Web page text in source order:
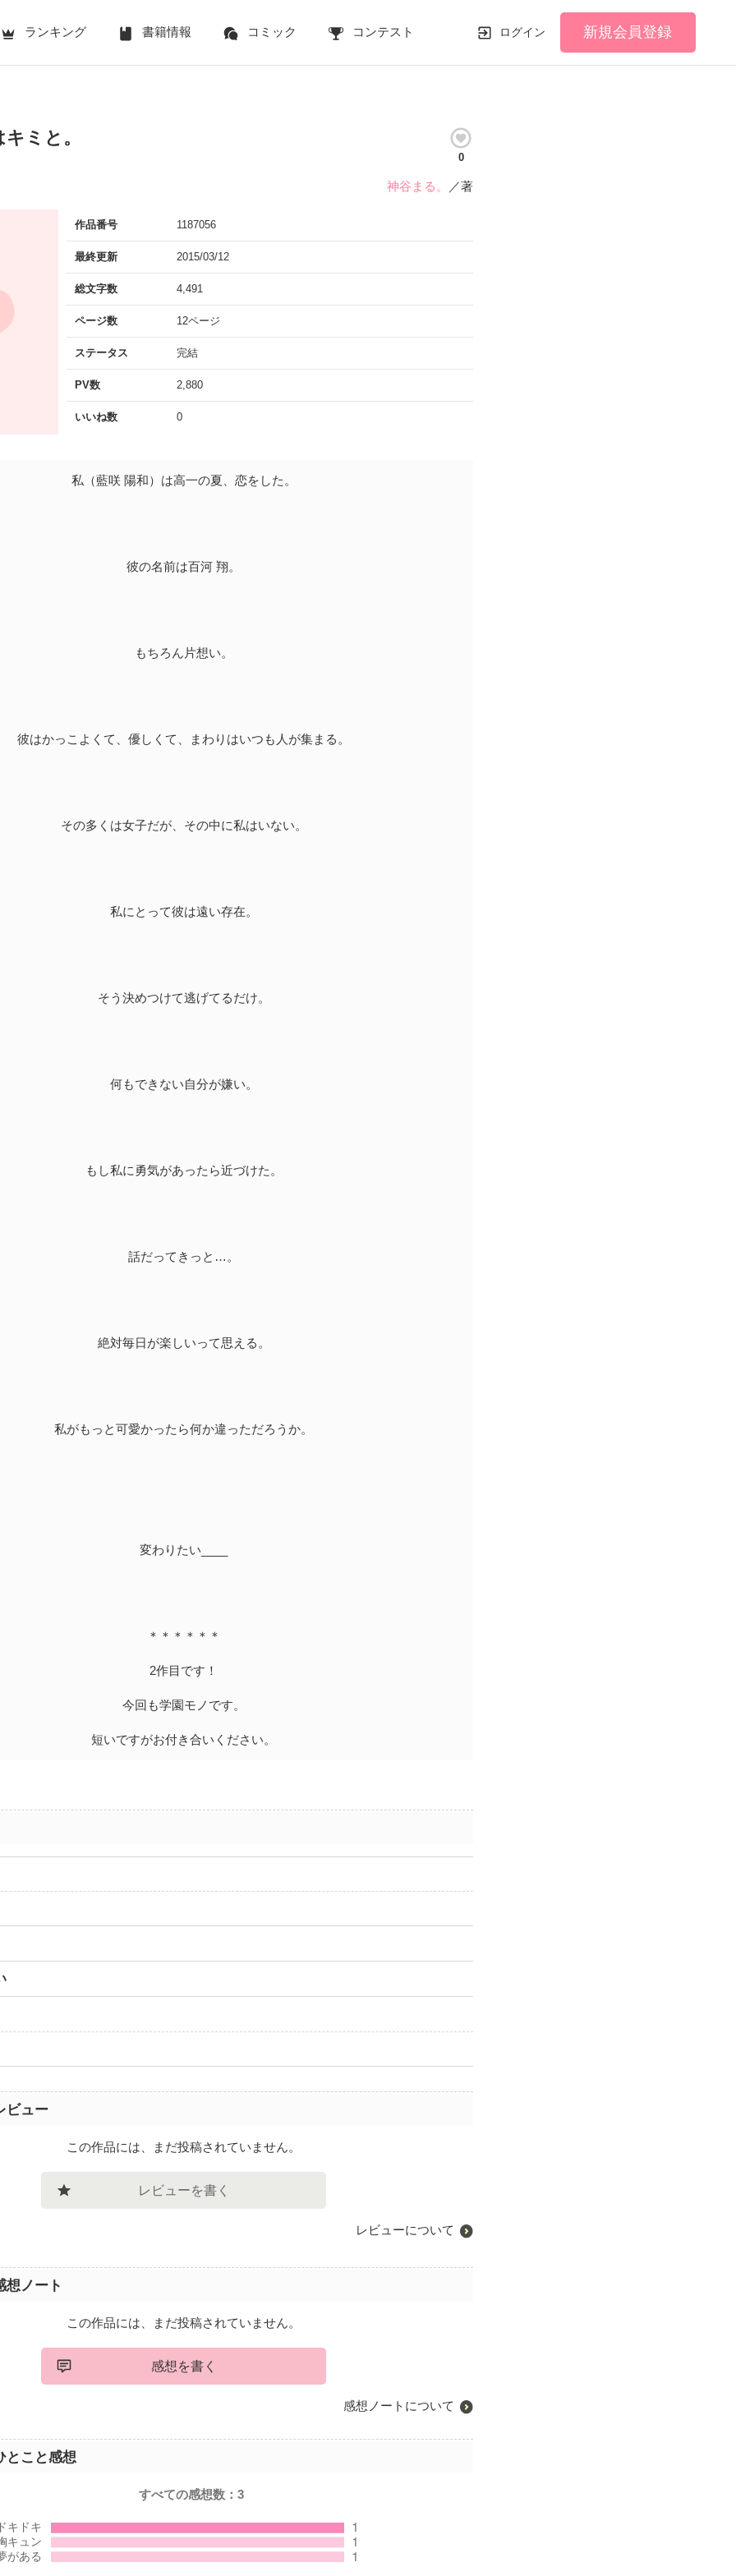
ランキング 書籍情報 コミック コンテスト ログイン 新規会員登録
ミと。
0
神谷まる。 ／著
作品番号 1187056
最終更新 2015/03/12
総文字数 4,491
ページ数 12ページ
ステータス 完結
PV数 2,880
いいね数 0
私（藍咲 陽和）は高一の夏、恋をした。
彼の名前は百河 翔。
もちろん片想い。
彼はかっこよくて、優しくて、まわりはいつも人が集まる。
その多くは女子だが、その中に私はいない。
私にとって彼は遠い存在。
そう決めつけて逃げてるだけ。
何もできない自分が嫌い。
もし私に勇気があったら近づけた。
話だってきっと…。
絶対毎日が楽しいって思える。
私がもっと可愛かったら何か違っただろうか。
変わりたい____
＊＊＊＊＊＊
2作目です！
今回も学園モノです。
短いですがお付き合いください。
ビュー
この作品には、まだ投稿されていません。
レビューを書く
レビューについて
想ノート
この作品には、まだ投稿されていません。
感想を書く
感想ノートについて
とこと感想
すべての感想数：3